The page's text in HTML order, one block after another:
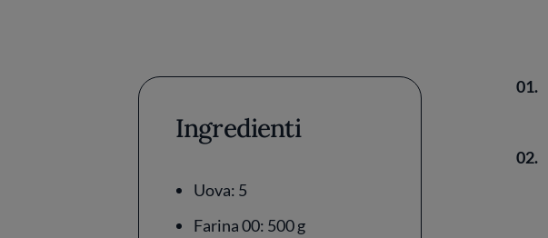
Ingredienti
Uova: 5
Farina 00: 500 g
01.
02.